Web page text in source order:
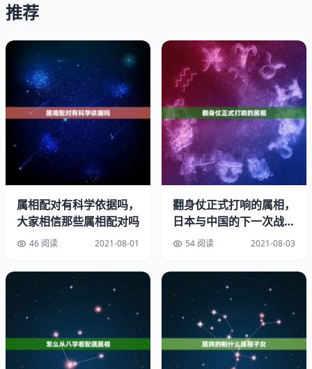
你好，很高兴为你解答，根据你的描述，是可以的，希望我
的回答对你有帮助。
家里有猪马羊这三种生肖在一起好吗
不好，猪属水，马属火，羊属土，水土不服，水火不容，不
过还要看八字。dfsgwywghhw
吉人自有天相，其实要以出生的年月日时来论命的好与不
好，讲哪个生肖不可靠。
哪个生肖都适合，自己生的都好。
推荐
属相配对有科学依据吗，
大家相信那些属相配对吗
46 阅读 2021-08-01
翻身仗正式打响的属相，
日本与中国的下一次战争
最可能在何时打响
54 阅读 2021-08-03